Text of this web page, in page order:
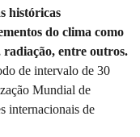
históricas
do clima como
entre outros.
de intervalo de 30
Mundial de
internacionais de